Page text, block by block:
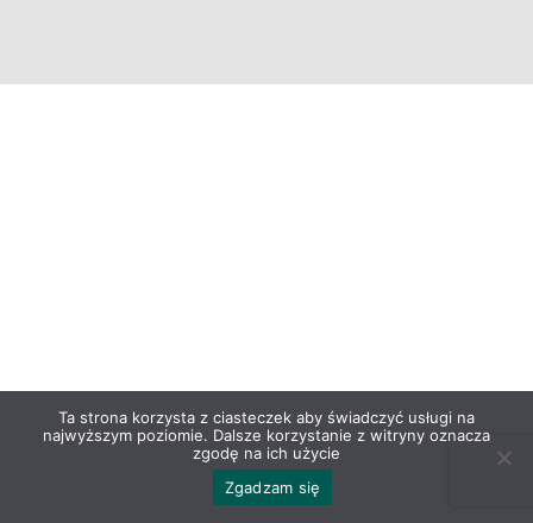
Ta strona korzysta z ciasteczek aby świadczyć usługi na
najwyższym poziomie. Dalsze korzystanie z witryny oznacza
zgodę na ich użycie
Zgadzam się